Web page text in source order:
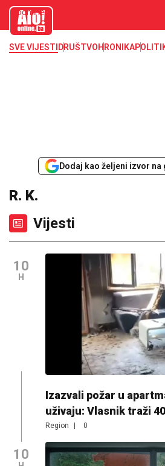
aloonline.b
SVE VIJESTI DRUŠTVOHRONIKA
Dodaj kao željeni izvor
R. K.
Vijesti
10
H
Izazvali požar u
uživaju: Vlasnik traži
Region 0
10